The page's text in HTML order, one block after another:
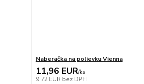
Naberačka na polievku Vienna
11,96 EUR/ks
9,72 EUR bez DPH